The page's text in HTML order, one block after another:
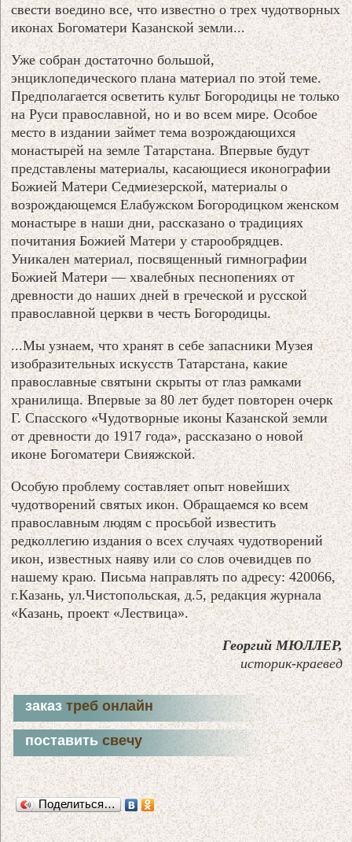
свести воедино все, что известно о трех чудотворных
иконах Богоматери Казанской земли...
Уже собран достаточно большой,
энциклопедического плана материал по этой теме.
Предполагается осветить культ Богородицы не только
на Руси православной, но и во всем мире. Особое
место в издании займет тема возрождающихся
монастырей на земле Татарстана. Впервые будут
представлены материалы, касающиеся иконографии
Божией Матери Седмиезерской, материалы о
возрождающемся Елабужском Богородицком женском
монастыре в наши дни, рассказано о традициях
почитания Божией Матери у старообрядцев.
Уникален материал, посвященный гимнографии
Божией Матери — хвалебных песнопениях от
древности до наших дней в греческой и русской
православной церкви в честь Богородицы.
...Мы узнаем, что хранят в себе запасники Музея
изобразительных искусств Татарстана, какие
православные святыни скрыты от глаз рамками
хранилища. Впервые за 80 лет будет повторен очерк
Г. Спасского «Чудотворные иконы Казанской земли
от древности до 1917 года», рассказано о новой
иконе Богоматери Свияжской.
Особую проблему составляет опыт новейших
чудотворений святых икон. Обращаемся ко всем
православным людям с просьбой известить
редколлегию издания о всех случаях чудотворений
икон, известных наяву или со слов очевидцев по
нашему краю. Письма направлять по адресу: 420066,
г.Казань, ул.Чистопольская, д.5, редакция журнала
«Казань, проект «Лествица».
Георгий МЮЛЛЕР,
историк-краевед
заказтреб онлайн
поставитьсвечу
Поделиться…